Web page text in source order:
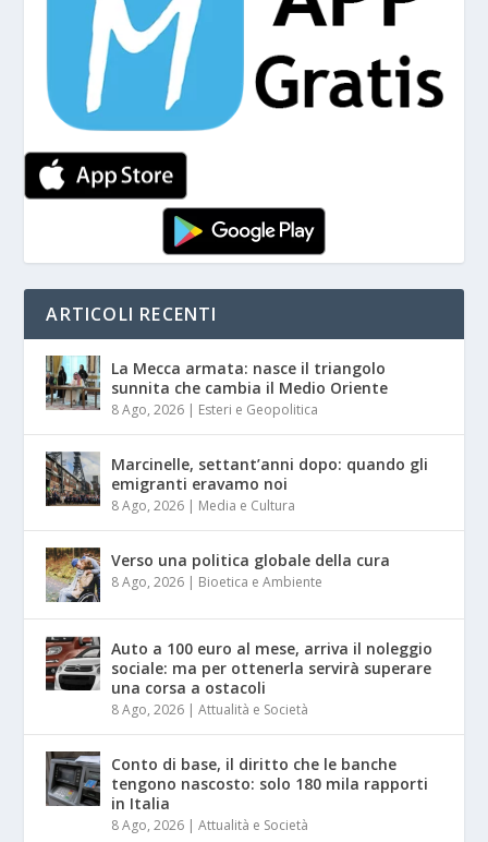
ARTICOLI RECENTI
La Mecca armata: nasce il triangolo
sunnita che cambia il Medio Oriente
8 Ago, 2026 | Esteri e Geopolitica
Marcinelle, settant’anni dopo: quando gli
emigranti eravamo noi
8 Ago, 2026 | Media e Cultura
Verso una politica globale della cura
8 Ago, 2026 | Bioetica e Ambiente
Auto a 100 euro al mese, arriva il noleggio
sociale: ma per ottenerla servirà superare
una corsa a ostacoli
8 Ago, 2026 |Attualità e Società
Conto di base, il diritto che le banche
tengono nascosto: solo 180 mila rapporti
in Italia
8 Ago, 2026 |Attualità e Società